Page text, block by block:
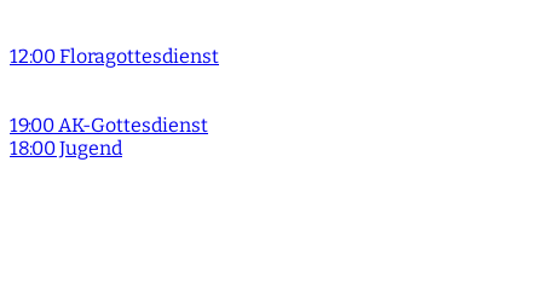
12:00 Floragottesdienst
19:00 AK-Gottesdienst
18:00 Jugend